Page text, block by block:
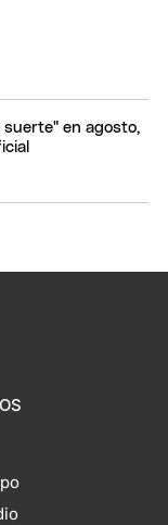
suerte" en agosto,